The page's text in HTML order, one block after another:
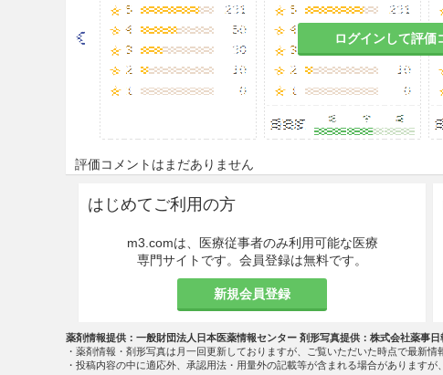
ンザルコニウム塩化物0.2％溶液を
＜手術部位（手術野）の粘膜の消毒
ベンザルコニウム塩化物0.01〜
＜感染皮膚面の消毒＞
ベンザルコニウム塩化物0.01％溶液
＜医療機器の消毒＞
ベンザルコニウム塩化物0.1％溶液
は、器具を予め2％炭酸ナトリウム
0.1％溶液中で15分間煮沸する。
ベンザルコニウム塩化物0.05〜0.2
ログインして評価
評価コメントはまだありません
はじめてご利用の方
m3.comは、医療従事者のみ利用可能な医療
専門サイトです。会員登録は無料です。
新規会員登録
薬剤情報提供：一般財団法人日本医薬情報センター 剤形写真提供：株式会社薬事日
・薬剤情報・剤形写真は月一回更新しておりますが、ご覧いただいた時点で最新
・投稿内容の中に適応外、承認用法・用量外の記載等が含まれる場合があります